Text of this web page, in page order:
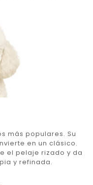
más populares. Su
en un clásico.
el pelaje rizado y da
y refinada.